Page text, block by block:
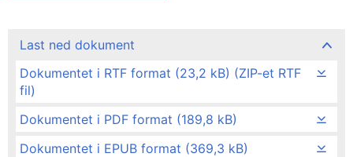
Last ned dokument
Dokumentet i RTF format (23,2 kB) (ZIP-et RTF
fil)
Dokumentet i PDF format (189,8 kB)
Dokumentet i EPUB format (369,3 kB)